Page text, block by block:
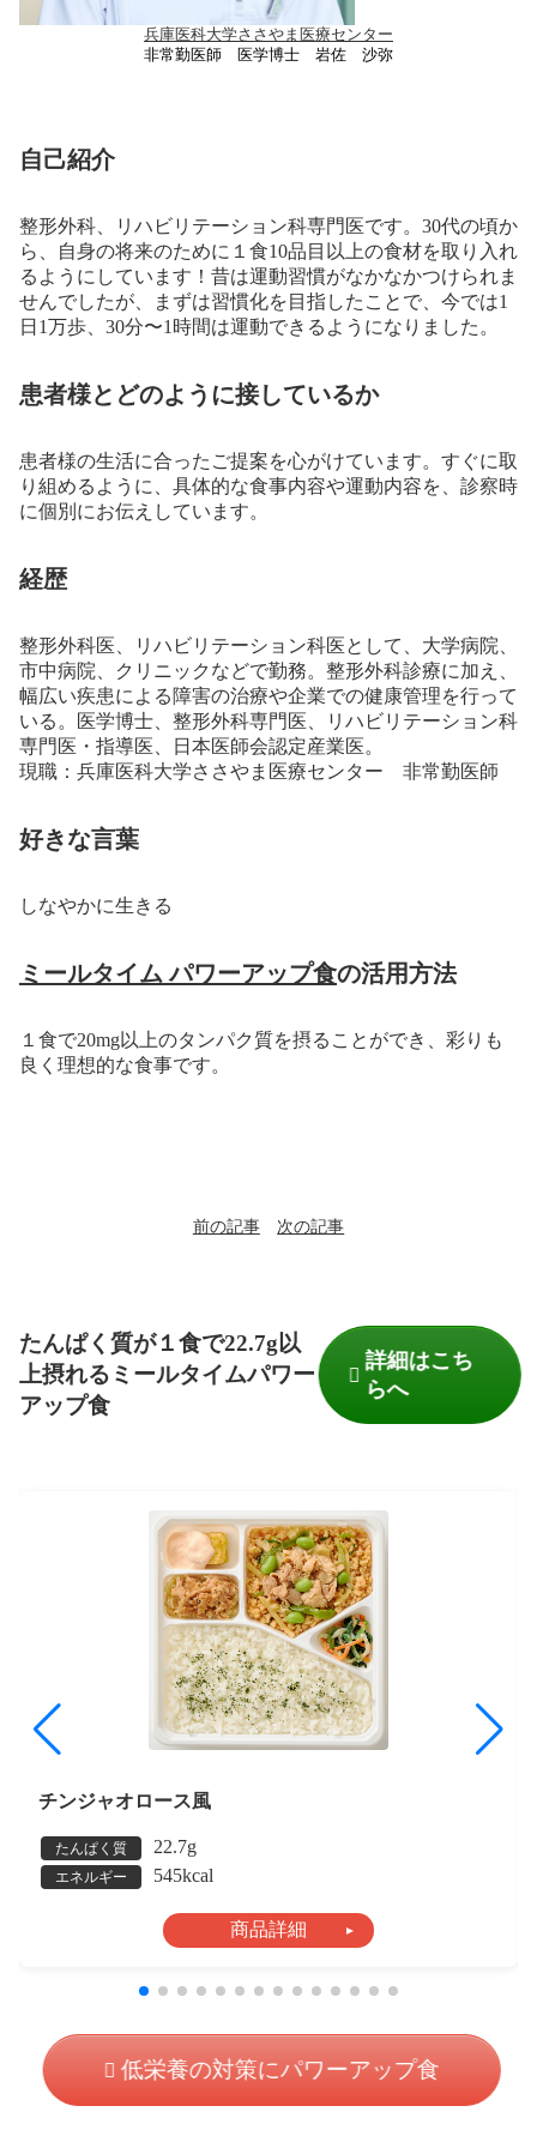
兵庫医科大学ささやま医療センター
非常勤医師 医学博士 岩佐 沙弥
自己紹介
整形外科、リハビリテーション科専門医です。30代の頃か
ら、自身の将来のために１食10品目以上の食材を取り入れ
るようにしています！昔は運動習慣がなかなかつけられま
せんでしたが、まずは習慣化を目指したことで、今では1
日1万歩、30分〜1時間は運動できるようになりました。
患者様とどのように接しているか
患者様の生活に合ったご提案を心がけています。すぐに取
り組めるように、具体的な食事内容や運動内容を、診察時
に個別にお伝えしています。
経歴
整形外科医、リハビリテーション科医として、大学病院、
市中病院、クリニックなどで勤務。整形外科診療に加え、
幅広い疾患による障害の治療や企業での健康管理を行って
いる。医学博士、整形外科専門医、リハビリテーション科
専門医・指導医、日本医師会認定産業医。
現職：兵庫医科大学ささやま医療センター 非常勤医師
好きな言葉
しなやかに生きる
ミールタイム パワーアップ食の活用方法
１食で20mg以上のタンパク質を摂ることができ、彩りも
良く理想的な食事です。
前の記事 次の記事
たんぱく質が１食で22.7g以
上摂れるミールタイムパワー
アップ食
詳細はこち
らへ
チンジャオロース風
たんぱく質 22.7g
エネルギー 545kcal
商品詳細
低栄養の対策にパワーアップ食